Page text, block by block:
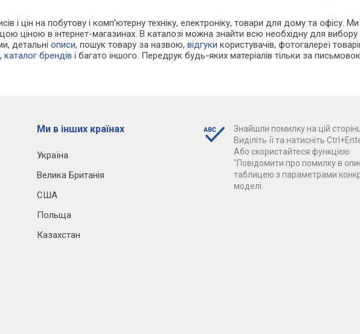
і цін на побутову і комп'ютерну техніку, електроніку, товари для дому та офісу.
ціною в інтернет-магазинах. В каталозі можна знайти всю необхідну для
детальніописи, пошук товару за назвою,відгуки користувачів, фотогалереї
каталог брендів і багато іншого. Передрук будь-яких матеріалів тільки за
Ми в інших країнах
Україна
Велика Британія
США
Польща
Казахстан
Знайшли помилку на цій
Виділіть її та натисніть
Або скористайтеся функцією
"Повідомити про помилку в
таблицею з параметрами
моделі.